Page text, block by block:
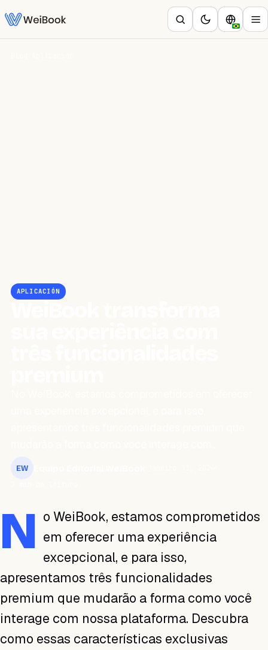
APLICACIÓN
EW
N o WeiBook, estamos comprometidos
em oferecer uma experiência
excepcional, e para isso,
apresentamos três funcionalidades
premium que mudarão a forma como você
interage com nossa plataforma. Descubra
como essas características exclusivas